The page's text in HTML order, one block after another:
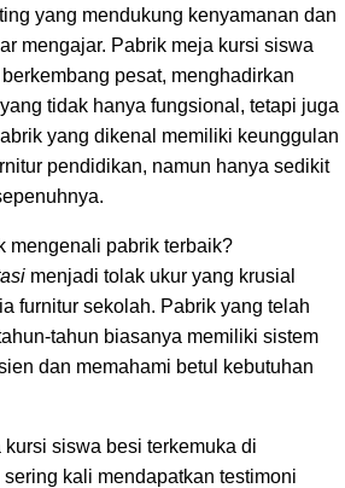
yang mendukung kenyamanan dan
mengajar. Pabrik meja kursi siswa
pesat, menghadirkan
tidak hanya fungsional, tetapi juga
yang dikenal memiliki keunggulan
pendidikan, namun hanya sedikit
mengenali pabrik terbaik?
menjadi tolak ukur yang krusial
furnitur sekolah. Pabrik yang telah
tahun biasanya memiliki sistem
dan memahami betul kebutuhan
siswa besi terkemuka di
kali mendapatkan testimoni